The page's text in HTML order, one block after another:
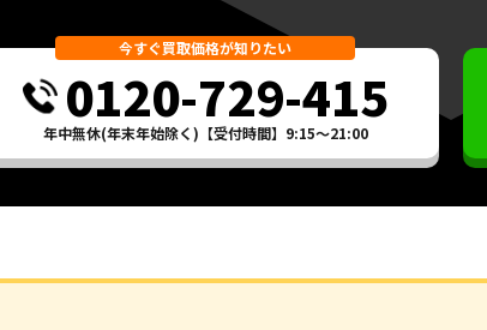
今すぐ買取価格が知りたい
0120-729-415
年中無休(年末年始除く)【受付時間】9:15～21:00